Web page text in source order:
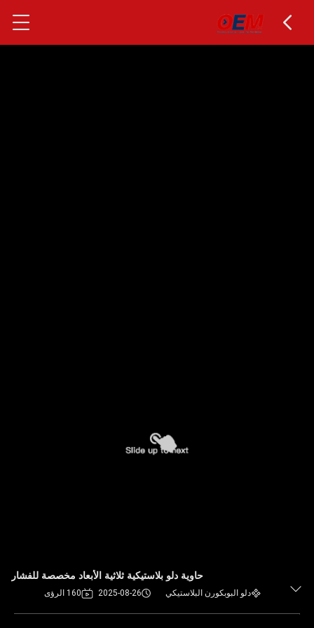
حاوية دلو بلاستيكية ثلاثية الأبعاد مخصصة للفشار
دلو البوبكورن البلاستيكي 2025-08-26 160 الرؤى